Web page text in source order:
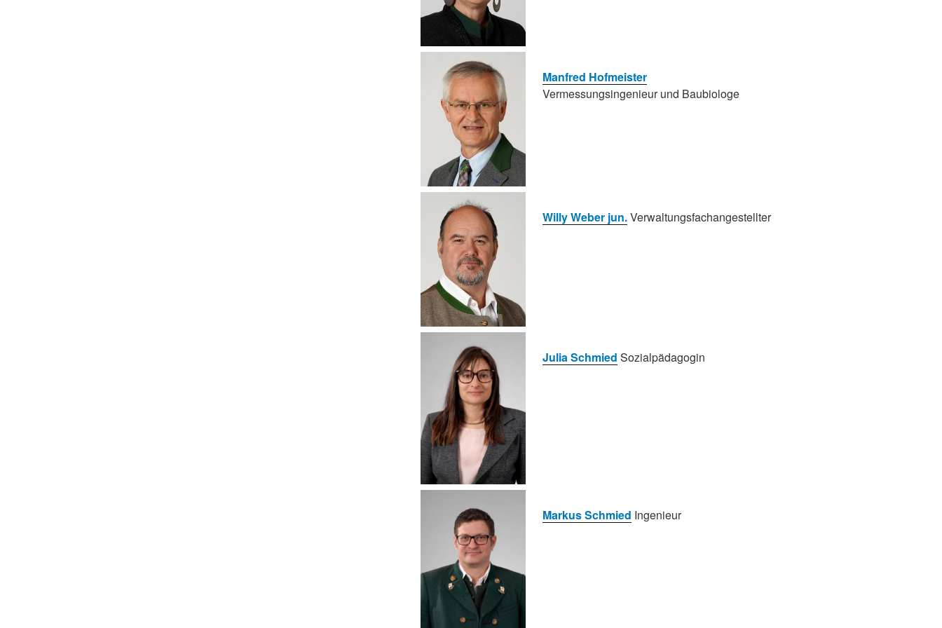
Manfred Hofmeister
Vermessungsingenieur und Baubiologe
Willy Weber jun.Verwaltungs­fachangestellter
Julia Schmied Sozialpädagogin
Markus Schmied Ingenieur